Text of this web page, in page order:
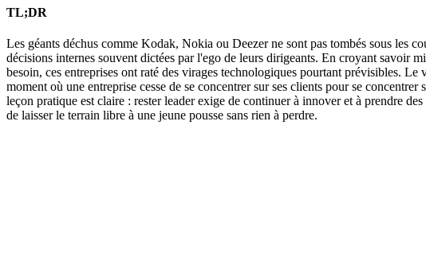
TL;DR
Les géants déchus comme Kodak, Nokia ou Deezer ne sont pas tombés sous les
décisions internes souvent dictées par l'ego de leurs dirigeants. En croyant savoir
besoin, ces entreprises ont raté des virages technologiques pourtant prévisibles.
moment où une entreprise cesse de se concentrer sur ses clients pour se
leçon pratique est claire : rester leader exige de continuer à innover et à prendre
de laisser le terrain libre à une jeune pousse sans rien à perdre.